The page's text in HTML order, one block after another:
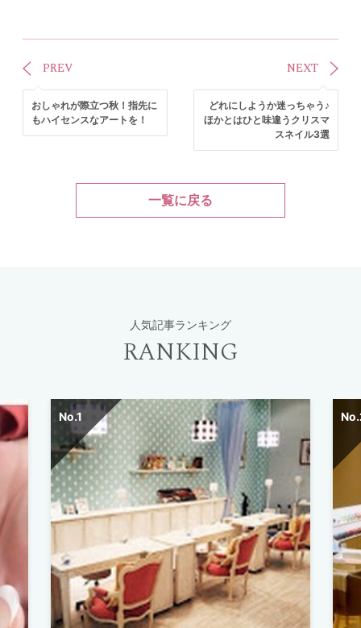
PREV
おしゃれが際立つ秋！指先に
もハイセンスなアートを！
NEXT
どれにしようか迷っちゃう♪
ほかとはひと味違うクリスマ
スネイル3選
一覧に戻る
人気記事ランキング
RANKING